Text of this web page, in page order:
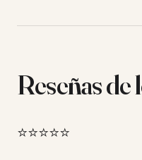
Reseñas de
⭐⭐⭐⭐⭐